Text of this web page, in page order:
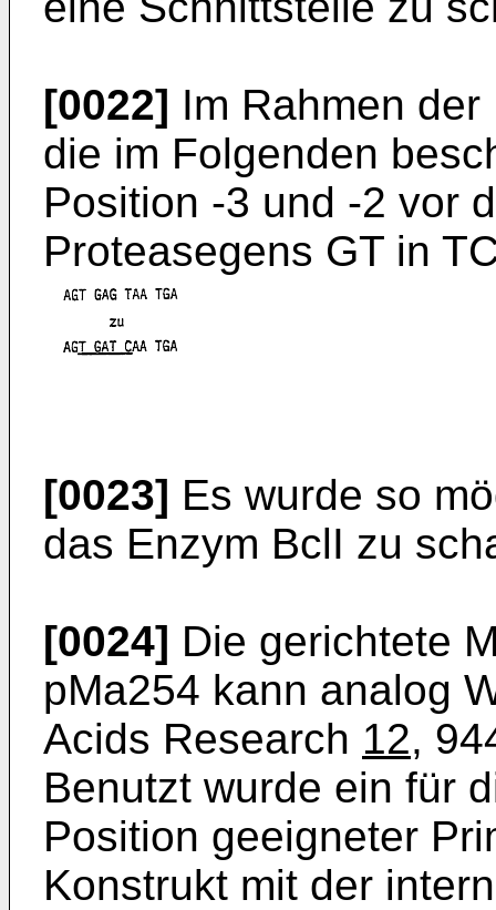
[0022] Im Rahmen
die im Folgenden
Position -3 und -2 vor
Proteasegens GT in
[0023] Es wurde so
das Enzym BclI zu
[0024] Die gerichtete
pMa254 kann analog
Acids Research 12,
Benutzt wurde ein für
Position ge­eigneter
Konstrukt mit der